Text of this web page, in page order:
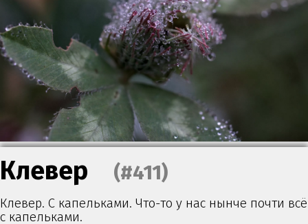
Клевер (#411)
Клевер. С капельками. Что-то у нас нынче почти всё
с капельками.